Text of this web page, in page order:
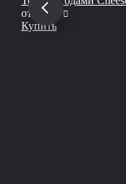
от
7 750
руб
Купить